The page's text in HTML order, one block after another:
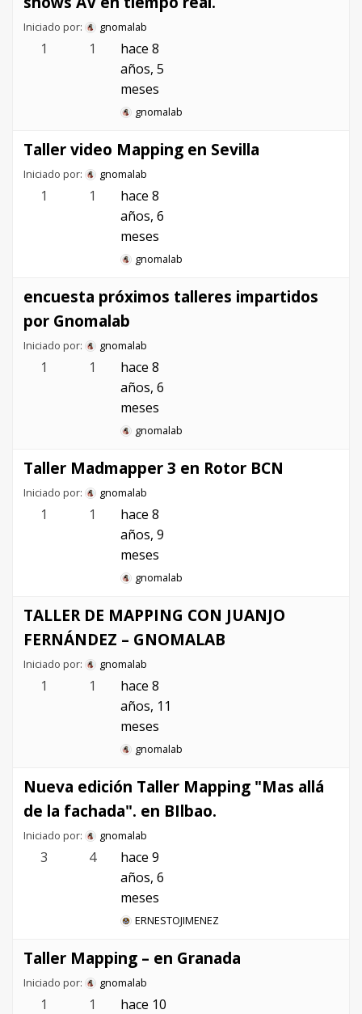
Iniciado por: gnomalab
1 1
hace 8
años, 5
meses
gnomalab
Taller video Mapping en Sevilla
Iniciado por: gnomalab
1 1
hace 8
años, 6
meses
gnomalab
encuesta próximos talleres impartidos
por Gnomalab
Iniciado por: gnomalab
1 1
hace 8
años, 6
meses
gnomalab
Taller Madmapper 3 en Rotor BCN
Iniciado por: gnomalab
1 1
hace 8
años, 9
meses
gnomalab
TALLER DE MAPPING CON JUANJO
FERNÁNDEZ – GNOMALAB
Iniciado por: gnomalab
1 1
hace 8
años, 11
meses
gnomalab
Nueva edición Taller Mapping "Mas allá
de la fachada". en BIlbao.
Iniciado por: gnomalab
3 4
hace 9
años, 6
meses
ERNESTOJIMENEZ
Taller Mapping – en Granada
Iniciado por: gnomalab
1 1
hace 10